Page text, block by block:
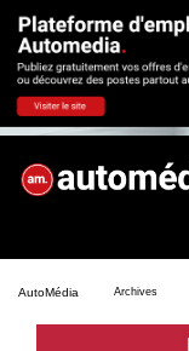
AutoMédia Archives